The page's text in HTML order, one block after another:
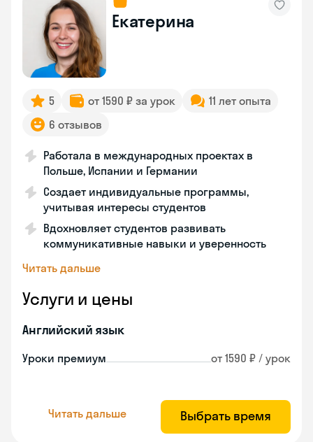
Екатерина
5 от 1590 ₽ за урок
11 лет опыта
6 отзывов
Работала в международных проектах в
Польше, Испании и Германии
Создает индивидуальные программы,
учитывая интересы студентов
Вдохновляет студентов развивать
коммуникативные навыки и уверенность
Читать дальше
Услуги и цены
Английский язык
Уроки премиум от 1590 ₽ / урок
Читать дальше Выбрать время